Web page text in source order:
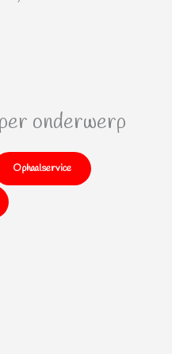
onderwerp
Ophaalservice